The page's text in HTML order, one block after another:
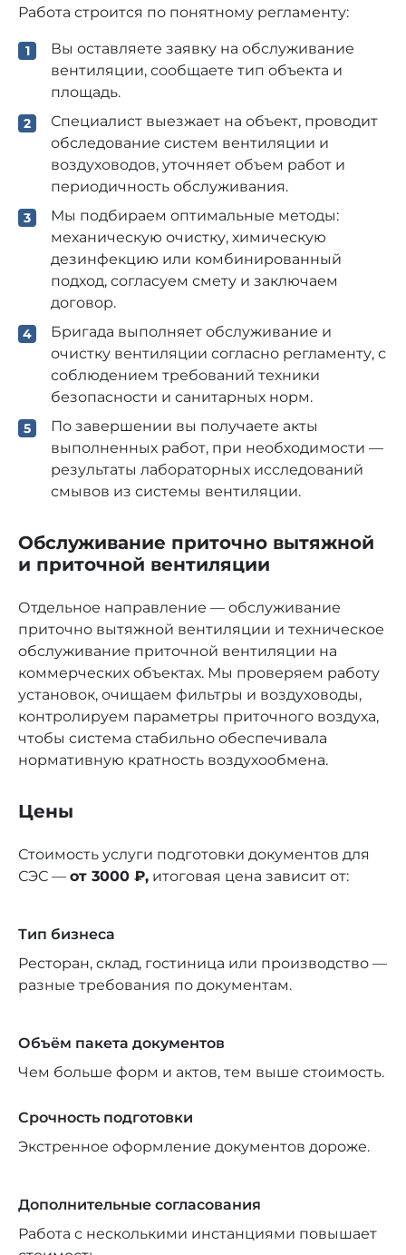
Работа строится по понятному регламенту:
Вы оставляете заявку на обслуживание
вентиляции, сообщаете тип объекта и
площадь.
Специалист выезжает на объект, проводит
обследование систем вентиляции и
воздуховодов, уточняет объем работ и
периодичность обслуживания.
Мы подбираем оптимальные методы:
механическую очистку, химическую
дезинфекцию или комбинированный
подход, согласуем смету и заключаем
договор.
Бригада выполняет обслуживание и
очистку вентиляции согласно регламенту, с
соблюдением требований техники
безопасности и санитарных норм.
По завершении вы получаете акты
выполненных работ, при необходимости —
результаты лабораторных исследований
смывов из системы вентиляции.
Обслуживание приточно вытяжной
и приточной вентиляции
Отдельное направление — обслуживание
приточно вытяжной вентиляции и техническое
обслуживание приточной вентиляции на
коммерческих объектах. Мы проверяем работу
установок, очищаем фильтры и воздуховоды,
контролируем параметры приточного воздуха,
чтобы система стабильно обеспечивала
нормативную кратность воздухообмена.
Цены
Стоимость услуги подготовки документов для
СЭС — от 3000 ₽, итоговая цена зависит от:
Тип бизнеса
Ресторан, склад, гостиница или производство —
разные требования по документам.
Объём пакета документов
Чем больше форм и актов, тем выше стоимость.
Срочность подготовки
Экстренное оформление документов дороже.
Дополнительные согласования
Работа с несколькими инстанциями повышает